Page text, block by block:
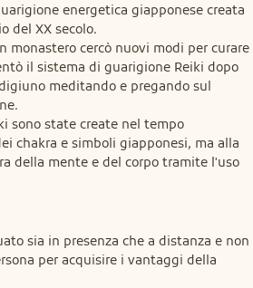
energetica giapponese creata
del XX secolo.
monastero cercò nuovi modi per curare
il sistema di guarigione Reiki dopo
meditando e pregando sul
sono state create nel tempo
chakra e simboli giapponesi, ma alla
della mente e del corpo tramite l'uso
sia in presenza che a distanza e non
per acquisire i vantaggi della